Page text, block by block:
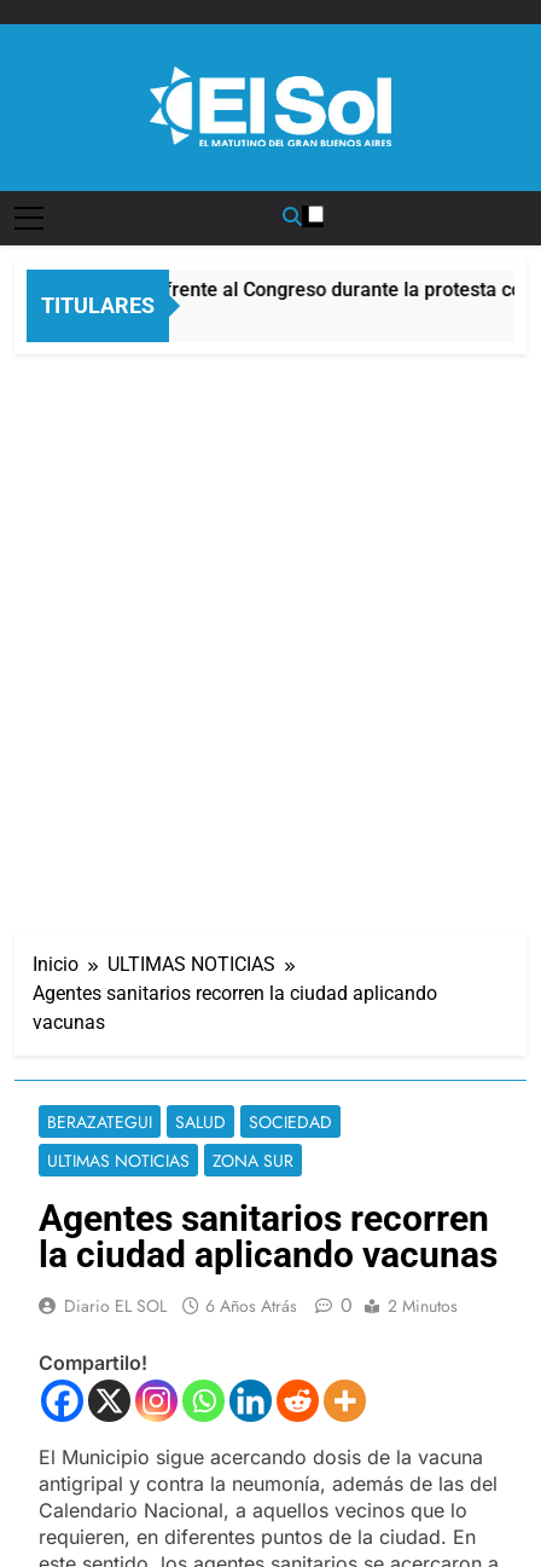
TITULARES
Incidentes frente al Congreso durante la protesta
6 Horas Atrás
Inicio
ULTIMAS NOTICIAS
Agentes sanitarios recorren la ciudad aplicando
vacunas
BERAZATEGUI SALUD
SOCIEDAD
ULTIMAS NOTICIAS
ZONA SUR
Agentes sanitarios recorren
la ciudad aplicando vacunas
Diario EL SOL 6 Años Atrás 0 2 Minutos
Compartilo!
El Municipio sigue acercando dosis de la vacuna
antigripal y contra la neumonía, además de las del
Calendario Nacional, a aquellos vecinos que lo
requieren, en diferentes puntos de la ciudad. En